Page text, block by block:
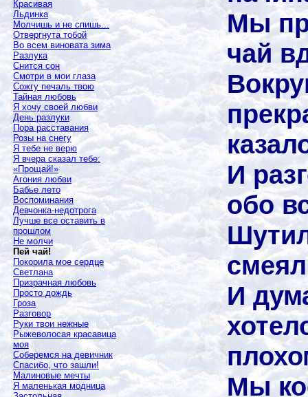
Красивая
Льдинка
Молчишь и не спишь...
Отвергнута тобой
Во всем виновата зима
Разлука
Снится сон
Смотри в мои глаза
Сожгу печаль твою
Тайная любовь
Я хочу своей любви
День разлуки
Пора расставания
Розы на снегу
Я тебе не верю
Я вчера сказал тебе:
«Прощай!»
Агония любви
Бабье лето
Воспоминания
Девчонка-недотрога
Лучше все оставить в
прошлом
Не молчи
Пей чай!
Покорила мое сердце
Светлана
Призрачная любовь
Просто дождь
Гроза
Разговор
Руки твои нежные
Рыжеволосая красавица
моя
Соберемся на девичник
Спасибо, что зашли!
Малиновые мечты
Я маленькая модница
Мы
чай
И
обо
И
Мы